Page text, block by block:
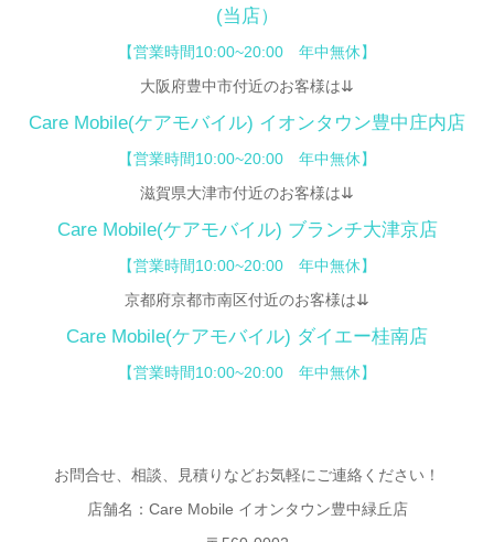
(当店）
【営業時間10:00~20:00 年中無休】
大阪府豊中市付近のお客様は⇊
Care Mobile(ケアモバイル) イオンタウン豊中庄内店
【営業時間10:00~20:00 年中無休】
滋賀県大津市付近のお客様は⇊
Care Mobile(ケアモバイル) ブランチ大津京店
【営業時間10:00~20:00 年中無休】
京都府京都市南区付近のお客様は⇊
Care Mobile(ケアモバイル) ダイエー桂南店
【営業時間10:00~20:00 年中無休】
お問合せ、相談、見積りなどお気軽にご連絡ください！
店舗名：Care Mobile イオンタウン豊中緑丘店